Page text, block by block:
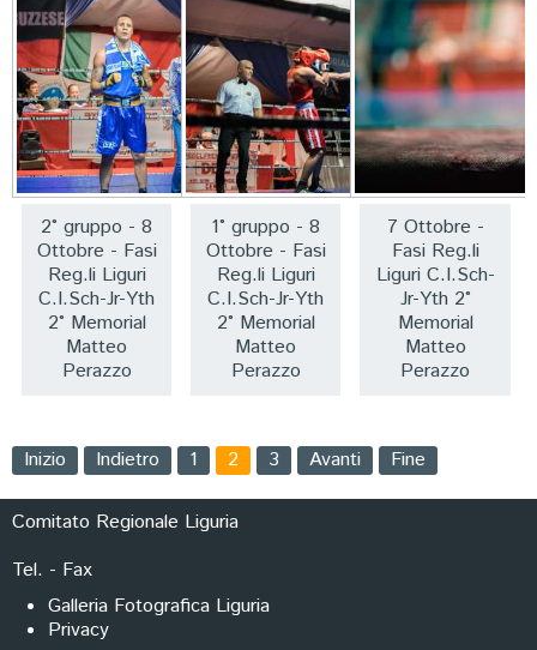
2° gruppo - 8
Ottobre - Fasi
Reg.li Liguri
C.I.Sch-Jr-Yth
2° Memorial
Matteo
Perazzo
1° gruppo - 8
Ottobre - Fasi
Reg.li Liguri
C.I.Sch-Jr-Yth
2° Memorial
Matteo
Perazzo
7 Ottobre -
Fasi Reg.li
Liguri C.I.Sch-
Jr-Yth 2°
Memorial
Matteo
Perazzo
Inizio Indietro 1 2 3 Avanti Fine
Comitato Regionale Liguria
Tel. - Fax
Galleria Fotografica Liguria
Privacy